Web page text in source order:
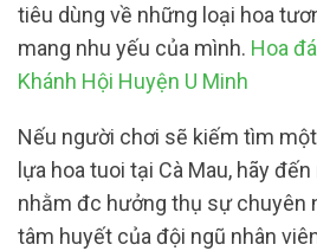
tiêu dùng về những loại hoa
mang nhu yếu của mình. Hoa
Khánh Hội Huyện U Minh
Nếu người chơi sẽ kiếm tìm
lựa hoa tuoi tại Cà Mau, hãy
nhằm đc hưởng thụ sự chuyên
tâm huyết của đội ngũ nhân